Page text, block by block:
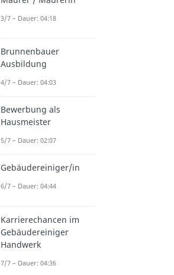
3/7 – Dauer: 04:18
Brunnenbauer
Ausbildung
4/7 – Dauer: 04:03
Bewerbung als
Hausmeister
5/7 – Dauer: 02:07
Gebäudereiniger/in
6/7 – Dauer: 04:44
Karrierechancen im
Gebäudereiniger
Handwerk
7/7 – Dauer: 04:36